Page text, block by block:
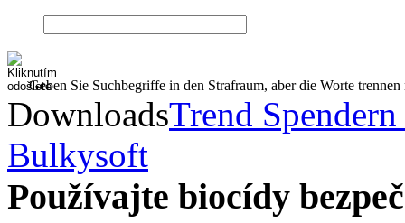
Geben Sie Suchbegriffe in den Strafraum, aber die Worte
DownloadsTrend
Bulkysoft
Používajte biocídy